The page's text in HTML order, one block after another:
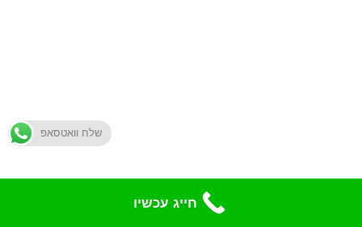
שלח וואטסאפ
חייג עכשיו